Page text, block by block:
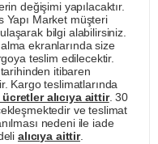
değişimi yapılacaktır.
Yapı Market müşteri
bilgi alabilirsiniz.
ekranlarında size
teslim edilecektir.
itibaren
Kargo teslimatlarında
alıcıya aittir. 30
ve teslimat
nedeni ile iade
alıcıya aittir.